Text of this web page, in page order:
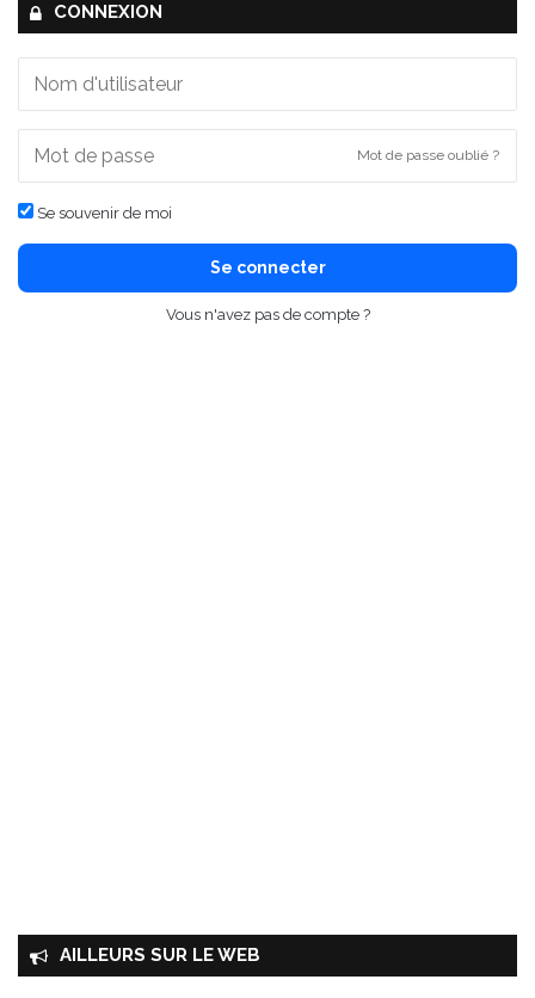
CONNEXION
Mot de passe oublié ?
Se souvenir de moi
Se connecter
Vous n'avez pas de compte ?
AILLEURS SUR LE WEB